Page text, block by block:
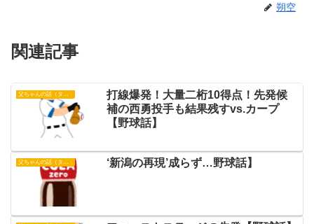
朔空
関連記事
打線爆発！大量二桁10得点！先発候
補の西勇投手も結果残すvs.カープ
【野球話】
父ちゃんの話（タイガース） ‘新潟の再現’成らず…野球話】